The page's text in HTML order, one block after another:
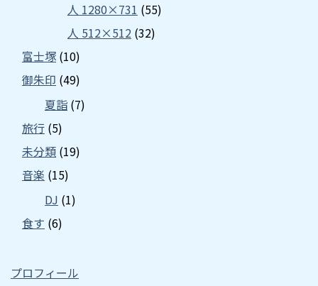
人 1280×731 (55)
人 512×512 (32)
富士塚 (10)
御朱印 (49)
夏詣 (7)
旅行 (5)
未分類 (19)
音楽 (15)
DJ (1)
食す (6)
プロフィール